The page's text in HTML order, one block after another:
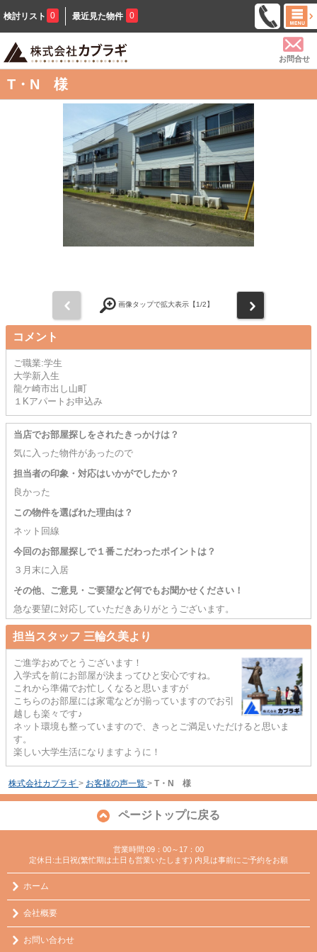
検討リスト 0 最近見た物件 0
お問合せ
T・N 様
画像タップで拡大表示【1/2】
コメント
ご職業:学生
大学新入生
龍ケ崎市出し山町
１Kアパートお申込み
当店でお部屋探しをされたきっかけは？
気に入った物件があったので
担当者の印象・対応はいかがでしたか？
良かった
この物件を選ばれた理由は？
ネット回線
今回のお部屋探しで１番こだわったポイントは？
３月末に入居
その他、ご意見・ご要望など何でもお聞かせください！
急な要望に対応していただきありがとうございます。
担当スタッフ 三輪久美より
ご進学おめでとうございます！
入学式を前にお部屋が決まってひと安心ですね。
これから準備でお忙しくなると思いますが
こちらのお部屋には家電などが揃っていますのでお引
越しも楽々です♪
ネット環境も整っていますので、きっとご満足いただけると思いま
す。
楽しい大学生活になりますように！
株式会社カブラギ > お客様の声一覧 > T・N 様
ページトップに戻る
営業時間:09：00～17：00
定休日:土日祝(繁忙期は土日も営業いたします) 内見は事前にご予約をお願
ホーム
会社概要
お問い合わせ